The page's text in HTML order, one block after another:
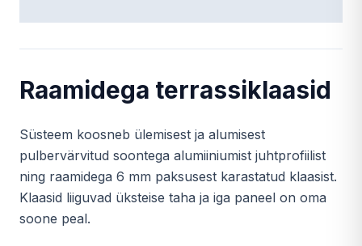
Raamidega terrassiklaasid
Süsteem koosneb ülemisest ja alumisest
pulbervärvitud soontega alumiiniumist juhtprofiilist
ning raamidega 6 mm paksusest karastatud klaasist.
Klaasid liiguvad üksteise taha ja iga paneel on oma
soone peal.